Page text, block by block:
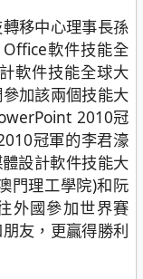
移中心理事長孫
軟件技能全
軟件技能全球大
加該兩個技能大
2010冠
冠軍的李君濠
設計軟件技能大
門理工學院)和阮
外國參加世界賽
友，更贏得勝利